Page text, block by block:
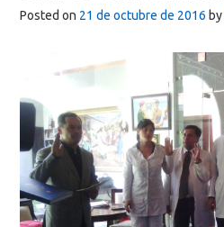
Posted on 21 de octubre de 2016 by